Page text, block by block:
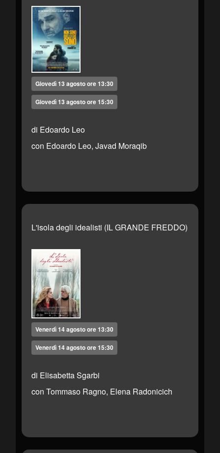
Giovedì 13 agosto ore 13:30
Giovedì 13 agosto ore 15:30
di Edoardo Leo
con Edoardo Leo, Javad Moraqib
L'isola degli idealisti (IL GRANDE FREDDO)
Venerdì 14 agosto ore 13:30
Venerdì 14 agosto ore 15:30
di Elisabetta Sgarbi
con Tommaso Ragno, Elena Radonicich